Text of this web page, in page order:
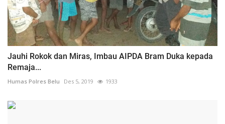
Jauhi Rokok dan Miras, Imbau AIPDA Bram Duka kepada
Remaja...
Humas Polres Belu Des 5, 2019 1933